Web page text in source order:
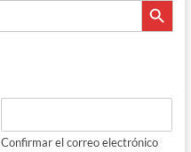
Confirmar el correo electrónico